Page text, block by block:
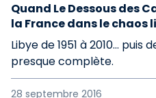
Quand Le Dessous des
la France dans le chaos
Libye de 1951 à 2010… puis
presque complète.
28 septembre 2016